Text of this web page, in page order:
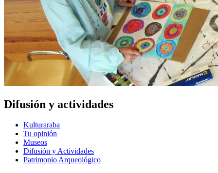
Difusión y actividades
Kulturaraba
Tu opinión
Museos
Difusión y Actividades
Patrimonio Arqueológico